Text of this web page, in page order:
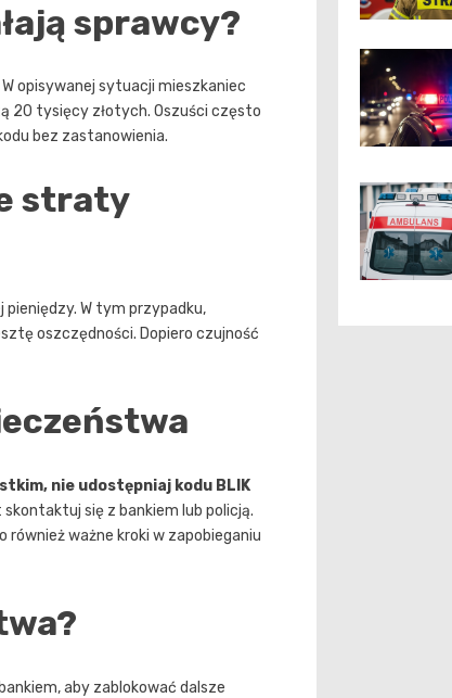
sprawcy?
opisywanej sytuacji mieszkaniec
20 tysięcy złotych. Oszuści często
bez zastanowienia.
straty
pieniędzy. W tym przypadku,
oszczędności. Dopiero czujność
nie udostępniaj kodu BLIK
się z bankiem lub policją.
ważne kroki w zapobieganiu
aby zablokować dalsze